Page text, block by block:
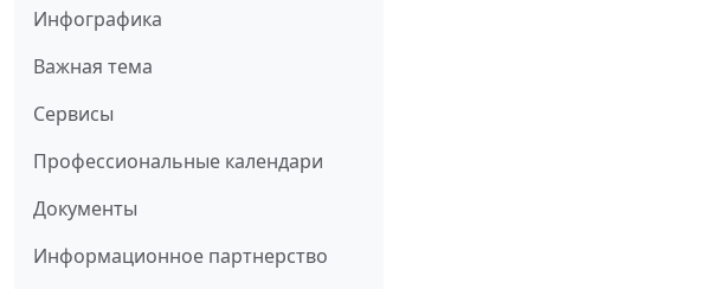
Инфографика
Важная тема
Сервисы
Профессиональные календари
Документы
Информационное партнерство